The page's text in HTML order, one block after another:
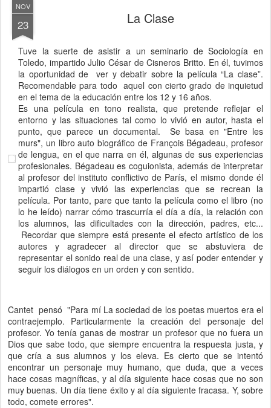
NOV
23 La Clase
Tuve la suerte de asistir a un seminario de Sociología en
Toledo, impartido Julio César de Cisneros Britto. En él, tuvimos
la oportunidad de ver y debatir sobre la película “La clase”.
Recomendable para todo aquel con cierto grado de inquietud
en el tema de la educación entre los 12 y 16 años.
Es una película en tono realista, que pretende reflejar el
entorno y las situaciones tal como lo vivió en autor, hasta el
punto, que parece un documental. Se basa en "Entre les
murs", un libro auto biográfico de François Bégadeau, profesor
de lengua, en el que narra en él, algunas de sus experiencias
profesionales. Bégadeau es coguionista, además de interpretar
al profesor del instituto conflictivo de París, el mismo donde él
impartió clase y vivió las experiencias que se recrean la
película. Por tanto, pare que tanto la película como el libro (no
lo he leído) narrar cómo trascurría el día a día, la relación con
los alumnos, las dificultades con la dirección, padres, etc...
Recordar que siempre está presente el efecto artístico de los
autores y agradecer al director que se abstuviera de
representar el sonido real de una clase, y así poder entender y
seguir los diálogos en un orden y con sentido.
Cantet pensó "Para mí La sociedad de los poetas muertos era el
contraejemplo. Particularmente la creación del personaje del
profesor. Yo tenía ganas de mostrar un profesor que no fuera un
Dios que sabe todo, que siempre encuentra la respuesta justa, y
que cría a sus alumnos y los eleva. Es cierto que se intentó
encontrar un personaje muy humano, que duda, que a veces
hace cosas magníficas, y al día siguiente hace cosas que no son
muy buenas. Un día tiene éxito y al día siguiente fracasa. Y, sobre
todo, comete errores".